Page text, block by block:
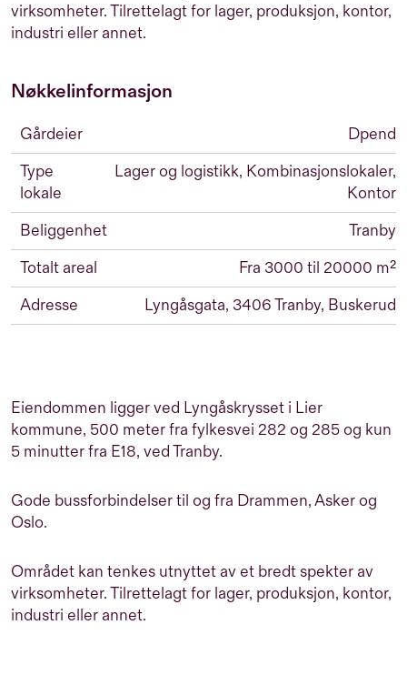
virksomheter. Tilrettelagt for lager, produksjon, kontor,
industri eller annet.
Nøkkelinformasjon
Gårdeier
Dpend
Type
lokale
Lager og logistikk, Kombinasjonslokaler,
Kontor
Beliggenhet
Tranby
Totalt areal
Fra 3000 til 20000 m²
Adresse
Lyngåsgata, 3406 Tranby, Buskerud
Eiendommen ligger ved Lyngåskrysset i Lier
kommune, 500 meter fra fylkesvei 282 og 285 og kun
5 minutter fra E18, ved Tranby.
Gode bussforbindelser til og fra Drammen, Asker og
Oslo.
Området kan tenkes utnyttet av et bredt spekter av
virksomheter. Tilrettelagt for lager, produksjon, kontor,
industri eller annet.